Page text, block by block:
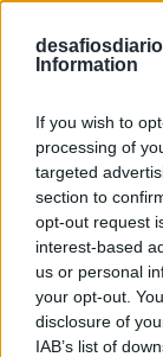
Information
If you wish to
processing of
targeted
section to
opt-out request
interest-based
us or personal
your opt-out.
disclosure of
IAB’s list of
A
T
É
S
R
Uma das teclas
A
L
T
Segunda
T
U